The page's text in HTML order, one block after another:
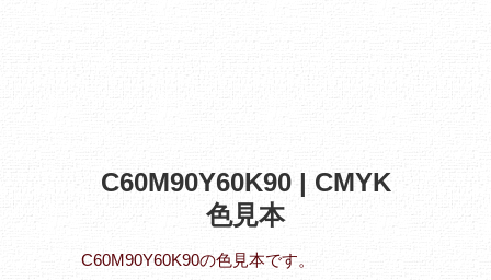
C60M90Y60K90 | CMYK
色見本
C60M90Y60K90の色見本です。